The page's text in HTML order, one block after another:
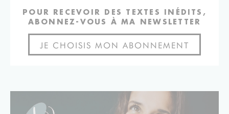
POUR RECEVOIR DES TEXTES INÉDITS,
ABONNEZ-VOUS À MA NEWSLETTER
JE CHOISIS MON ABONNEMENT